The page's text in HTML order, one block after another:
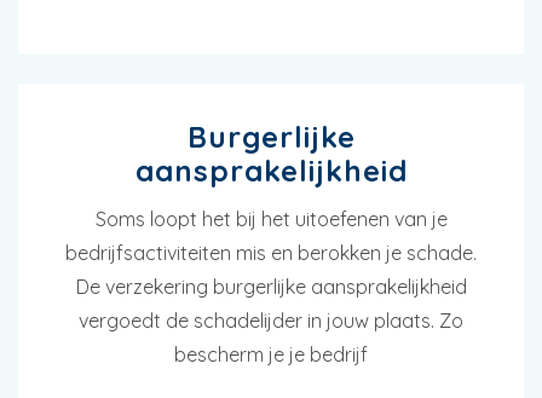
Burgerlijke
aansprakelijkheid
Soms loopt het bij het uitoefenen van je
bedrijfsactiviteiten mis en berokken je schade.
De verzekering burgerlijke aansprakelijkheid
vergoedt de schadelijder in jouw plaats. Zo
bescherm je je bedrijf